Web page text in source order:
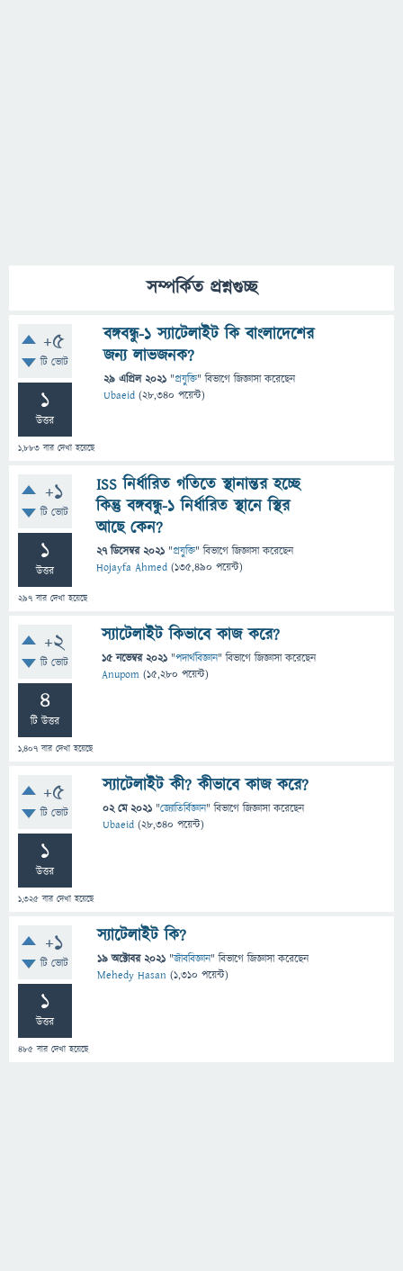
সম্পর্কিত প্রশ্নগুচ্ছ
+5
টি ভোট
1
উত্তর
1,883 বার দেখা হয়েছে
বঙ্গবন্ধু-১ স্যাটেলাইট কি বাংলাদেশের
জন্য লাভজনক?
29 এপ্রিল 2021 "প্রযুক্তি" বিভাগে জিজ্ঞাসাকরেছেন
Ubaeid (28,340 পয়েন্ট)
+1
টি ভোট
1
উত্তর
297 বার দেখা হয়েছে
ISS নির্ধারিত গতিতে স্থানান্তর হচ্ছে
কিন্তু বঙ্গবন্ধু-১ নির্ধারিত স্থানে স্থির
আছে কেন?
27 ডিসেম্বর 2021 "প্রযুক্তি" বিভাগে জিজ্ঞাসাকরেছেন
Hojayfa Ahmed (135,490 পয়েন্ট)
+2
টি ভোট
4
টি উত্তর
1,407 বার দেখা হয়েছে
স্যাটেলাইট কিভাবে কাজ করে?
15 নভেম্বর 2021 "পদার্থবিজ্ঞান" বিভাগে জিজ্ঞাসাকরেছেন
Anupom (15,280 পয়েন্ট)
+5
টি ভোট
1
উত্তর
1,325 বার দেখা হয়েছে
স্যাটেলাইট কী? কীভাবে কাজ করে?
02 মে 2021 "জ্যোতির্বিজ্ঞান" বিভাগে জিজ্ঞাসাকরেছেন
Ubaeid (28,340 পয়েন্ট)
+1
টি ভোট
1
উত্তর
485 বার দেখা হয়েছে
স্যাটেলাইট কি?
19 অক্টোবর 2021 "জীববিজ্ঞান" বিভাগে জিজ্ঞাসাকরেছেন
Mehedy Hasan (1,310 পয়েন্ট)